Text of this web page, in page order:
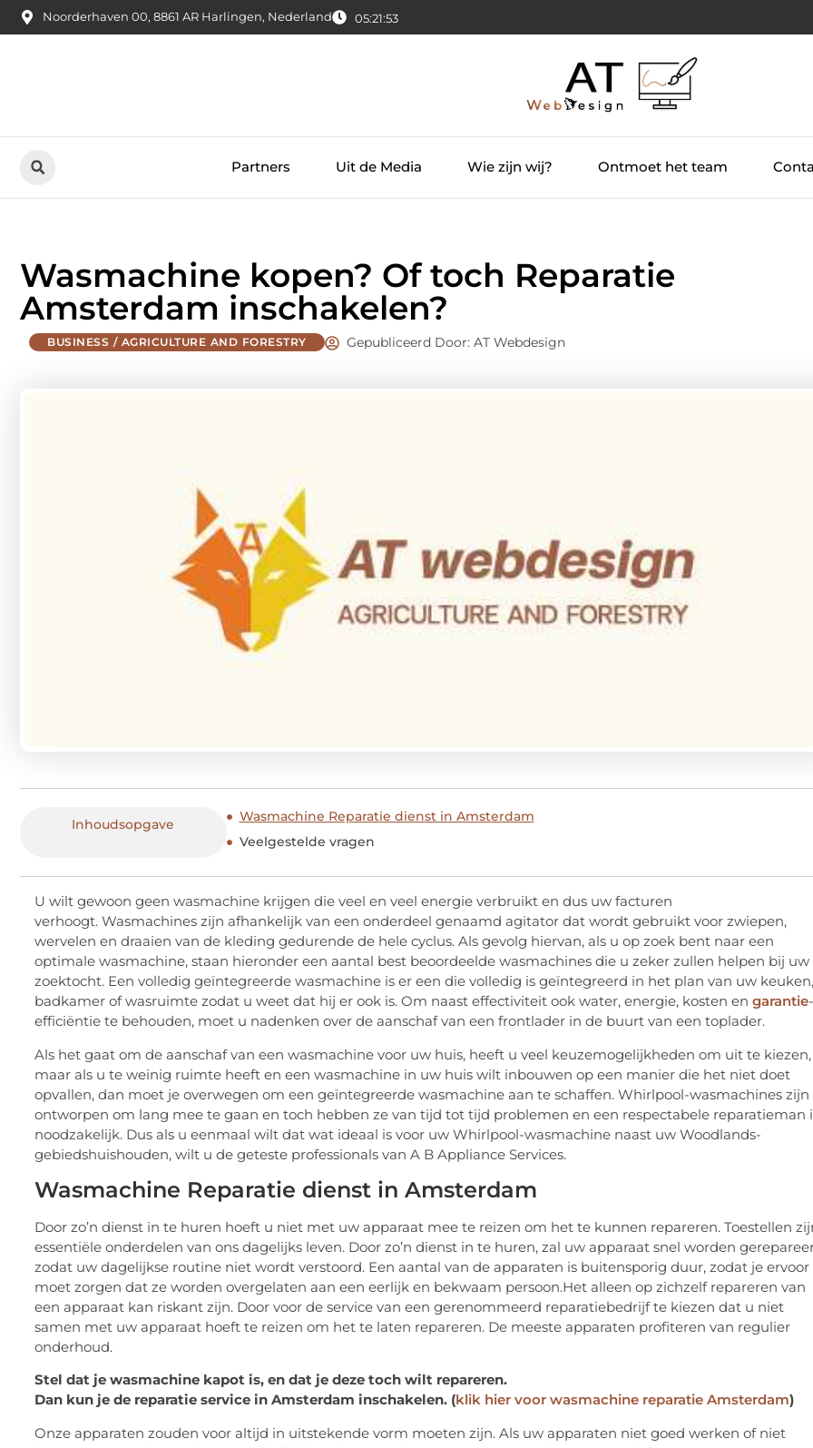
Noorderhaven 00, 8861 AR Harlingen, Nederland 05:21:54
Partners Uit de Media Wie zijn wij? Ontmoet het team
Wasmachine kopen? Of toch Reparatie
Amsterdam inschakelen?
BUSINESS / AGRICULTURE AND FORESTRY Gepubliceerd Door: AT Webdesign
Inhoudsopgave
Wasmachine Reparatie dienst in Amsterdam
Veelgestelde vragen
U wilt gewoon geen wasmachine krijgen die veel en veel energie verbruikt en dus uw facturen
verhoogt. Wasmachines zijn afhankelijk van een onderdeel genaamd agitator dat wordt gebruikt voor zwiepen,
wervelen en draaien van de kleding gedurende de hele cyclus. Als gevolg hiervan, als u op zoek bent naar een
optimale wasmachine, staan ​​hieronder een aantal best beoordeelde wasmachines die u zeker zullen helpen bij uw
zoektocht. Een volledig geïntegreerde wasmachine is er een die volledig is geïntegreerd in het plan van uw keuken,
badkamer of wasruimte zodat u weet dat hij er ook is. Om naast effectiviteit ook water, energie, kosten en garantie-
efficiëntie te behouden, moet u nadenken over de aanschaf van een frontlader in de buurt van een toplader.
Als het gaat om de aanschaf van een wasmachine voor uw huis, heeft u veel keuzemogelijkheden om uit te kiezen,
maar als u te weinig ruimte heeft en een wasmachine in uw huis wilt inbouwen op een manier die het niet doet
opvallen, dan moet je overwegen om een ​​geïntegreerde wasmachine aan te schaffen. Whirlpool-wasmachines zijn
ontworpen om lang mee te gaan en toch hebben ze van tijd tot tijd problemen en een respectabele reparatieman
noodzakelijk. Dus als u eenmaal wilt dat wat ideaal is voor uw Whirlpool-wasmachine naast uw Woodlands-
gebiedshuishouden, wilt u de geteste professionals van A B Appliance Services.
Wasmachine Reparatie dienst in Amsterdam
Door zo’n dienst in te huren hoeft u niet met uw apparaat mee te reizen om het te kunnen repareren. Toestellen
essentiële onderdelen van ons dagelijks leven. Door zo’n dienst in te huren, zal uw apparaat snel worden
zodat uw dagelijkse routine niet wordt verstoord. Een aantal van de apparaten is buitensporig duur, zodat je ervoor
moet zorgen dat ze worden overgelaten aan een eerlijk en bekwaam persoon.Het alleen op zichzelf repareren van
een apparaat kan riskant zijn. Door voor de service van een gerenommeerd reparatiebedrijf te kiezen dat u niet
samen met uw apparaat hoeft te reizen om het te laten repareren. De meeste apparaten profiteren van regulier
onderhoud.
Stel dat je wasmachine kapot is, en dat je deze toch wilt repareren.
Dan kun je de reparatie service in Amsterdam inschakelen. (klik hier voor wasmachine reparatie Amsterdam)
Onze apparaten zouden voor altijd in uitstekende vorm moeten zijn. Als uw apparaten niet goed werken of niet